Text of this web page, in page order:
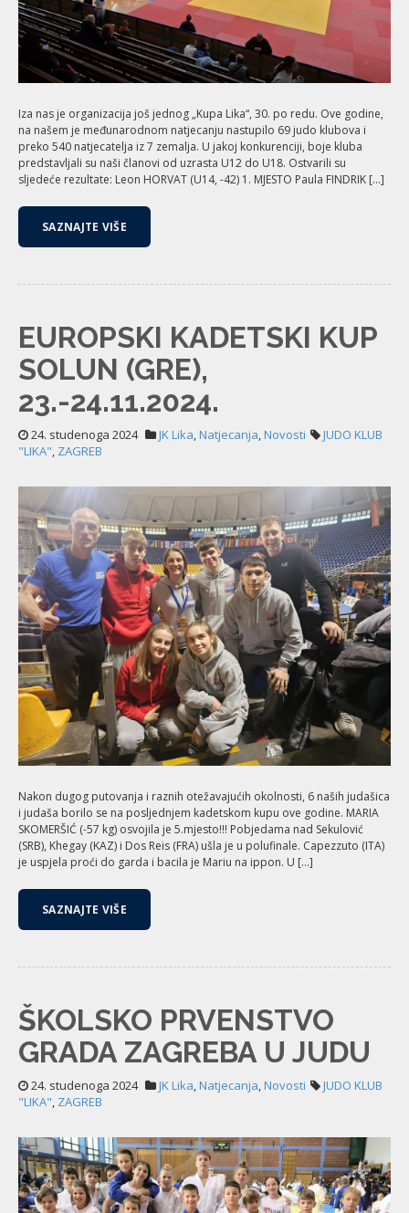
Iza nas je organizacija još jednog „Kupa Lika“, 30. po redu. Ove godine,
na našem je međunarodnom natjecanju nastupilo 69 judo klubova i
preko 540 natjecatelja iz 7 zemalja. U jakoj konkurenciji, boje kluba
predstavljali su naši članovi od uzrasta U12 do U18. Ostvarili su
sljedeće rezultate: Leon HORVAT (U14, -42) 1. MJESTO Paula FINDRIK […]
SAZNAJTE VIŠE
EUROPSKI KADETSKI KUP
SOLUN (GRE),
23.-24.11.2024.
24. studenoga 2024 JK Lika,Natjecanja,Novosti
JUDO KLUB
"LIKA", ZAGREB
Nakon dugog putovanja i raznih otežavajućih okolnosti, 6 naših judašica
i judaša borilo se na posljednjem kadetskom kupu ove godine. MARIA
SKOMERŠIĆ (-57 kg) osvojila je 5.mjesto!!! Pobjedama nad Sekulović
(SRB), Khegay (KAZ) i Dos Reis (FRA) ušla je u polufinale. Capezzuto (ITA)
je uspjela proći do garda i bacila je Mariu na ippon. U […]
SAZNAJTE VIŠE
ŠKOLSKO PRVENSTVO
GRADA ZAGREBA U JUDU
24. studenoga 2024 JK Lika,Natjecanja,Novosti
JUDO KLUB
"LIKA", ZAGREB